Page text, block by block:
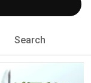
Search